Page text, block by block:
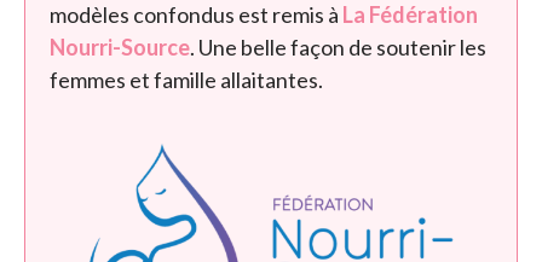
modèles confondus est remis à La Fédération
Nourri-Source. Une belle façon de soutenir les
femmes et famille allaitantes.